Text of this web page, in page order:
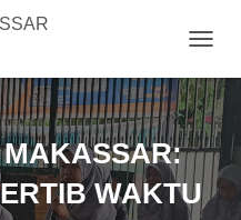
O
G
G
L
E
N
A
MAKASSAR:
WAKTU